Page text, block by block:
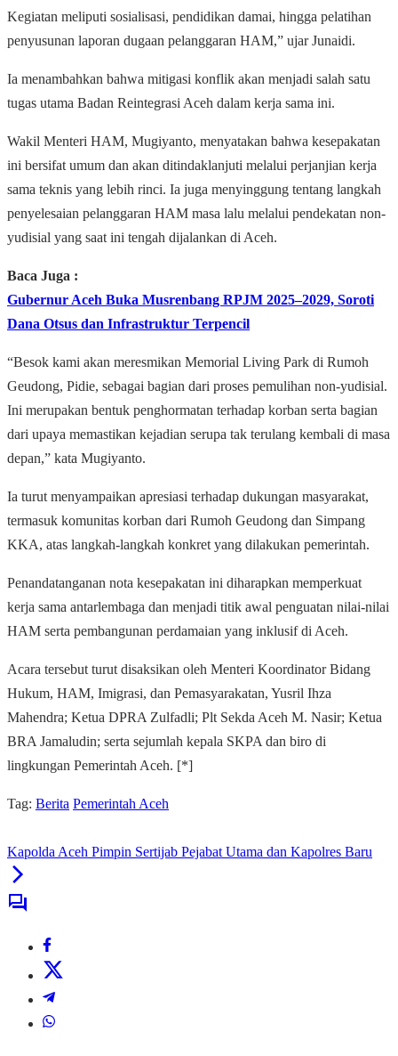
Kegiatan meliputi sosialisasi, pendidikan damai, hingga pelatihan
penyusunan laporan dugaan pelanggaran HAM,” ujar Junaidi.
Ia menambahkan bahwa mitigasi konflik akan menjadi salah satu
tugas utama Badan Reintegrasi Aceh dalam kerja sama ini.
Wakil Menteri HAM, Mugiyanto, menyatakan bahwa kesepakatan
ini bersifat umum dan akan ditindaklanjuti melalui perjanjian kerja
sama teknis yang lebih rinci. Ia juga menyinggung tentang langkah
penyelesaian pelanggaran HAM masa lalu melalui pendekatan non-
yudisial yang saat ini tengah dijalankan di Aceh.
Baca Juga :
Gubernur Aceh Buka Musrenbang RPJM 2025–2029, Soroti
Dana Otsus dan Infrastruktur Terpencil
“Besok kami akan meresmikan Memorial Living Park di Rumoh
Geudong, Pidie, sebagai bagian dari proses pemulihan non-yudisial.
Ini merupakan bentuk penghormatan terhadap korban serta bagian
dari upaya memastikan kejadian serupa tak terulang kembali di masa
depan,” kata Mugiyanto.
Ia turut menyampaikan apresiasi terhadap dukungan masyarakat,
termasuk komunitas korban dari Rumoh Geudong dan Simpang
KKA, atas langkah-langkah konkret yang dilakukan pemerintah.
Penandatanganan nota kesepakatan ini diharapkan memperkuat
kerja sama antarlembaga dan menjadi titik awal penguatan nilai-nilai
HAM serta pembangunan perdamaian yang inklusif di Aceh.
Acara tersebut turut disaksikan oleh Menteri Koordinator Bidang
Hukum, HAM, Imigrasi, dan Pemasyarakatan, Yusril Ihza
Mahendra; Ketua DPRA Zulfadli; Plt Sekda Aceh M. Nasir; Ketua
BRA Jamaludin; serta sejumlah kepala SKPA dan biro di
lingkungan Pemerintah Aceh. [*]
Tag: Berita Pemerintah Aceh
Kapolda Aceh Pimpin Sertijab Pejabat Utama dan Kapolres Baru